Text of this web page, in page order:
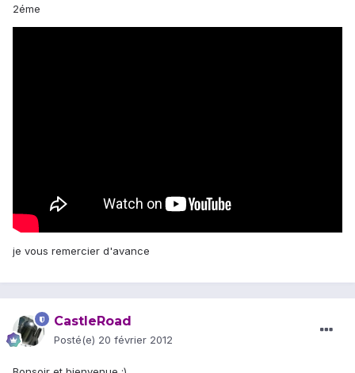
2éme
je vous remercier d'avance
CastleRoad
Posté(e) 20 février 2012